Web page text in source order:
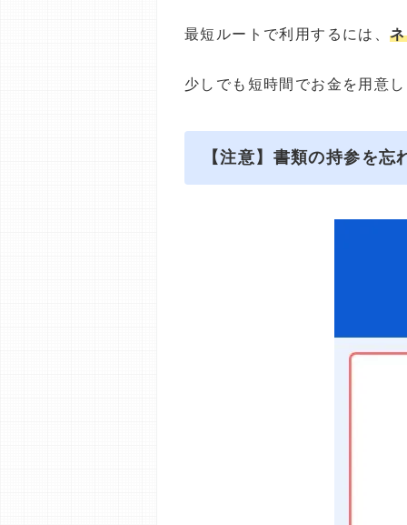
最短ルートで利用するには、
少しでも短時間でお金を用意
【注意】書類の持参を忘